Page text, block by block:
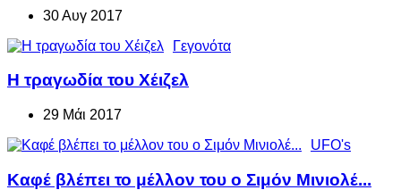
30 Αυγ 2017
Γεγονότα
Η τραγωδία του Χέιζελ
29 Μάι 2017
UFO's
Καφέ βλέπει το μέλλον του ο Σιμόν Μινιολέ...